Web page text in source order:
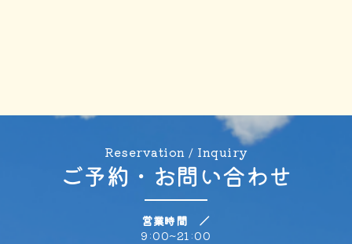
Reservation / Inquiry
ご予約・お問い合わせ
営業時間 ／
9:00~21:00